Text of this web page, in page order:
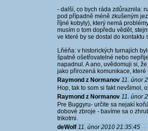
- další, co bych ráda zdůraznila:
pod případně méně zkušeným
říjné kobyly), který nemá
musím o tom dopředu vědět,
ve které by se dostal do kontaktu
Lňéňa: v historických turnajích
špatně ošetřovatelné nebo
napadnul. A ano, uvědomuji si,
jako přirozená komunikace,
Raymond z Normanov 11. únor
Hop, tak to som si fakt nevšimol,
Raymond z Normanov 11. únor
Pre Buggyru- určite sa nejakí
dobové zbroje - bavíme sa o
trikotmi.
deWolf 11. únor 2010 21:35:45